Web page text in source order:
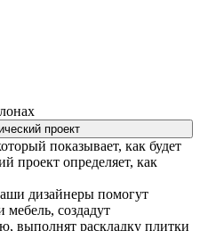
проект
показывает, как будет
проект определяет, как
дизайнеры помогут
мебель, создадут
выполнят раскладку плитки